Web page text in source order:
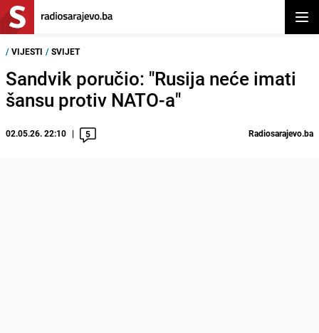
/ VIJESTI / SVIJET
Sandvik poručio: "Rusija neće imati
šansu protiv NATO-a"
02.05.26. 22:10 5 Radiosarajevo.ba